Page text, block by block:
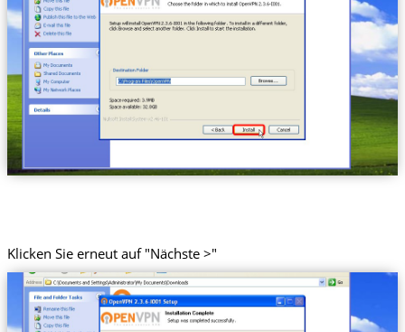
Klicken Sie erneut auf "Nächste >"